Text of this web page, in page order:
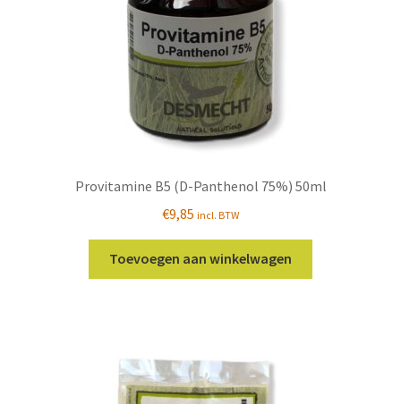
Provitamine B5 (D-Panthenol 75%) 50ml
€9,85 incl. BTW
Toevoegen aan winkelwagen